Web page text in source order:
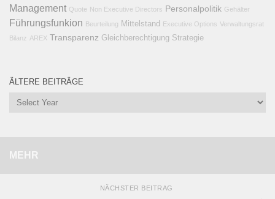
Management Quote Non Executive Directors Personalpolitik Gehälter
Führungsfunkion Beurteilung Mittelstand Executive Options Verwaltungsrat
Bilanz AREX Transparenz Gleichberechtigung Strategie
ÄLTERE BEITRÄGE
MEHR
NÄCHSTER BEITRAG